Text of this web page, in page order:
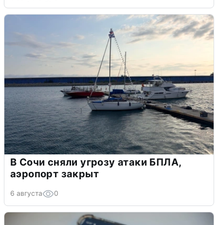
В Сочи сняли угрозу атаки БПЛА,
аэропорт закрыт
6 августа 0